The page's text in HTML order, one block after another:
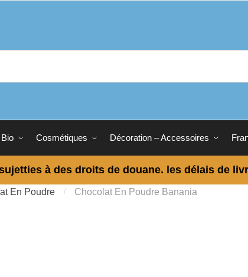
Cosmétiques Décoration – Accessoires
à des droits de douane. les délais de
En Poudre / Chocolat En Poudre Banania